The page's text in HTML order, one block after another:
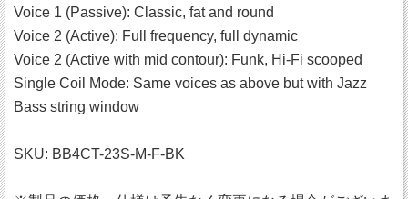
Voice 1 (Passive): Classic, fat and round
Voice 2 (Active): Full frequency, full dynamic
Voice 2 (Active with mid contour): Funk, Hi-Fi scooped
Single Coil Mode: Same voices as above but with Jazz
Bass string window
SKU: BB4CT-23S-M-F-BK